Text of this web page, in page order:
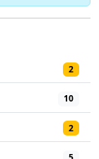
2
10
2